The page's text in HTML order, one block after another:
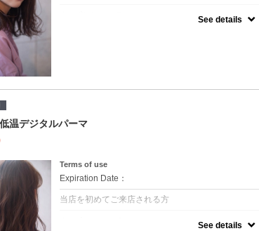
See details
温デジタルパーマ
Terms of use
Expiration Date：
当店を初めてご来店される方
See details